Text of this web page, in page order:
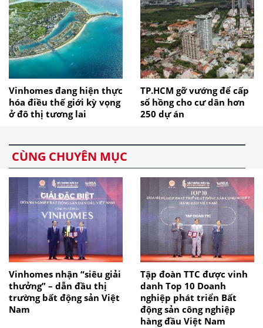
Vinhomes đang hiện thực
hóa điều thế giới kỳ vọng
ở đô thị tương lai
TP.HCM gỡ vướng để cấp
sổ hồng cho cư dân hơn
250 dự án
CÙNG CHUYÊN MỤC
Vinhomes nhận “siêu giải
thưởng” – dẫn đầu thị
trường bất động sản Việt
Nam
Tập đoàn TTC được vinh
danh Top 10 Doanh
nghiệp phát triển Bất
động sản công nghiệp
hàng đầu Việt Nam